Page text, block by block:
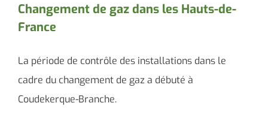
Culture et loisirs
Social & solidarité
Contacter le maire
Changement de gaz dans les Hauts-de-
France
La période de contrôle des installations dans le
cadre du changement de gaz a débuté à
Coudekerque-Branche.